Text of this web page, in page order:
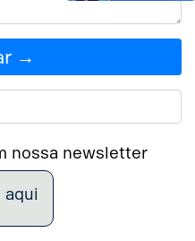
→
nossa newsletter
aqui